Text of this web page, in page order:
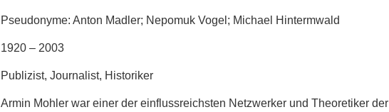
Pseudonyme: Anton Madler; Nepomuk Vogel; Michael Hintermwald
1920 – 2003
Publizist, Journalist, Historiker
Armin Mohler war einer der einflussreichsten Netzwerker und Theoretiker der